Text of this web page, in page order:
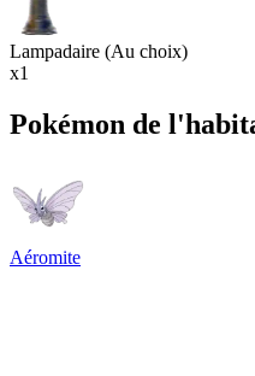
Lampadaire (Au choix)
x1
Pokémon de
Aéromite